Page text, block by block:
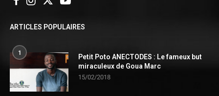
ARTICLES POPULAIRES
1
Petit Poto ANECTODES : Le fameux but
miraculeux de Goua Marc
15/02/2018